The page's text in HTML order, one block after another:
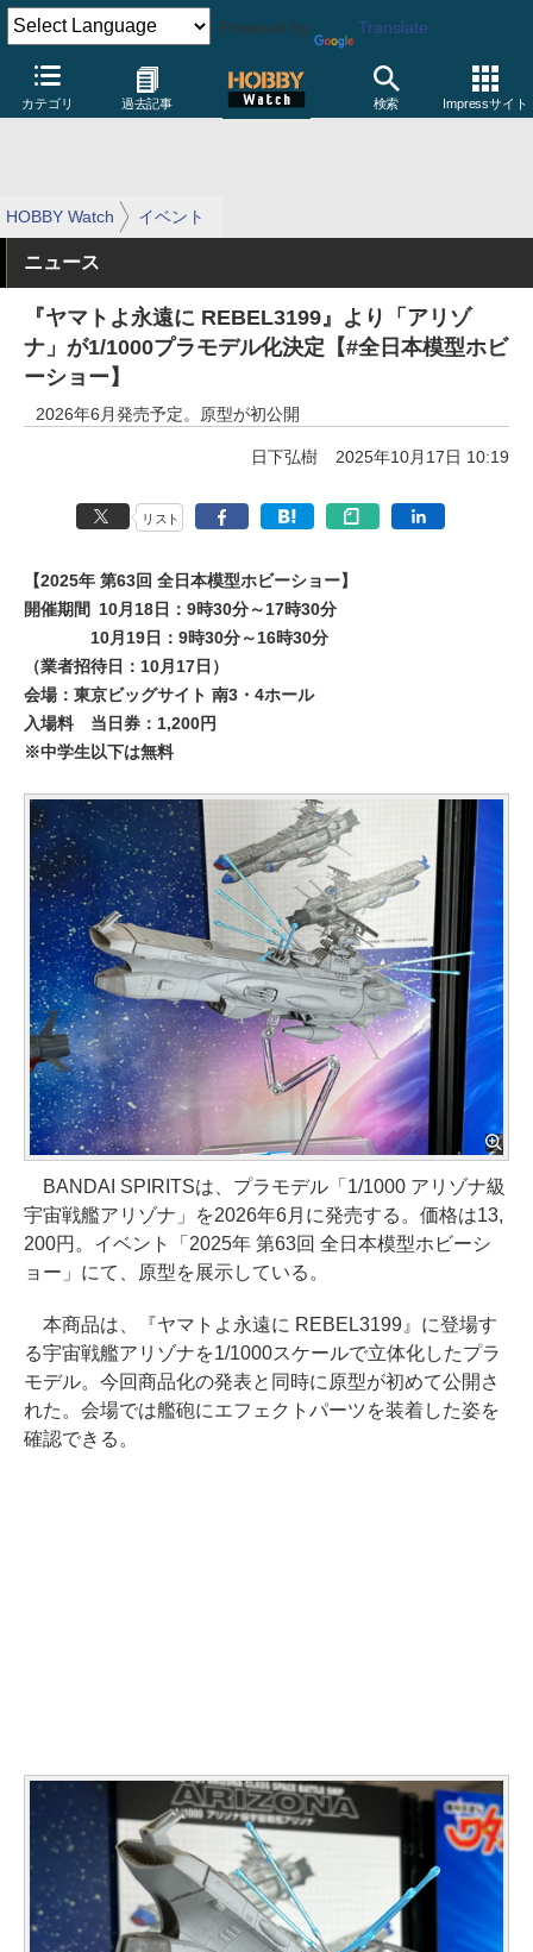
Powered by Translate
カテゴリ 過去記事 検索 Impressサイト
HOBBY Watch イベント
ニュース
『ヤマトよ永遠に REBEL3199』より「アリゾ
ナ」が1/1000プラモデル化決定【#全日本模型ホビ
ーショー】
2026年6月発売予定。原型が初公開
日下弘樹 2025年10月17日 10:19
リスト
【2025年 第63回 全日本模型ホビーショー】
開催期間
10月18日：9時30分～17時30分
10月19日：9時30分～16時30分
（業者招待日：10月17日）
会場：東京ビッグサイト 南3・4ホール
入場料
当日券：1,200円
※中学生以下は無料
BANDAI SPIRITSは、プラモデル「1/1000 アリゾナ級
宇宙戦艦アリゾナ」を2026年6月に発売する。価格は13,
200円。イベント「2025年 第63回 全日本模型ホビーシ
ョー」にて、原型を展示している。
本商品は、『ヤマトよ永遠に REBEL3199』に登場す
る宇宙戦艦アリゾナを1/1000スケールで立体化したプラ
モデル。今回商品化の発表と同時に原型が初めて公開さ
れた。会場では艦砲にエフェクトパーツを装着した姿を
確認できる。